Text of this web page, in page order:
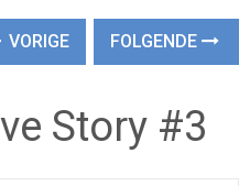
VORIGE FOLGENDE
Story #3